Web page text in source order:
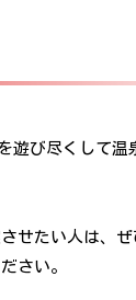
遊び尽くして温
せたい人は、
さい。